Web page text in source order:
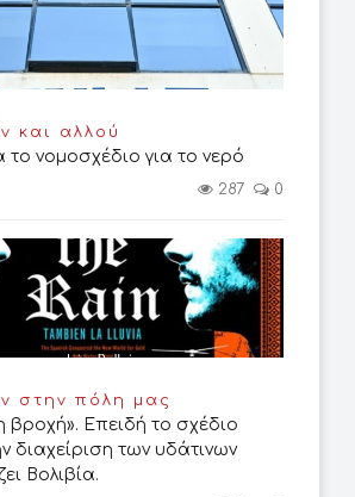
και αλλού
το νομοσχέδιο για το νερό
287 0
στην πόλη μας
βροχή». Επειδή το σχέδιο
διαχείριση των υδάτινων
Βολιβία.